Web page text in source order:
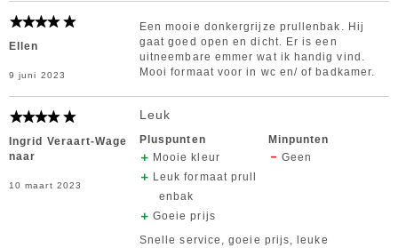
Ellen
9 juni 2023
Een mooie donkergrijze prullenbak. Hij
gaat goed open en dicht. Er is een
uitneembare emmer wat ik handig vind.
Mooi formaat voor in wc en/ of badkamer.
Ingrid Veraart-Wage
naar
10 maart 2023
Leuk
Pluspunten
Mooie kleur
Leuk formaat prull
enbak
Goeie prijs
Minpunten
Geen
Snelle service, goeie prijs, leuke